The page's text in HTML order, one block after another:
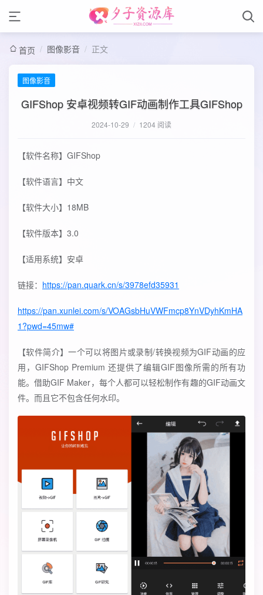
首页 / 图像影音 / 正文
图像影音
GIFShop 安卓视频转GIF动画制作工具GIFShop
2024-10-29 / 1204 阅读
【软件名称】GIFShop
【软件语言】中文
【软件大小】18MB
【软件版本】3.0
【适用系统】安卓
链接： https://pan.quark.cn/s/3978efd35931
https://pan.xunlei.com/s/VOAGsbHuVWFmcp8YnVDyhKmHA
1?pwd=45mw#
【软件简介】一个可以将图片或录制/转换视频为GIF动画的应
用，GIFShop Premium 还提供了编辑GIF图像所需的所有功
能。借助GIF Maker，每个人都可以轻松制作有趣的GIF动画文
件。而且它不包含任何水印。